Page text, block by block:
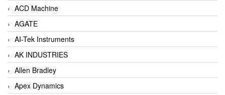
ACD Machine
AGATE
AI-Tek Instruments
AK INDUSTRIES
Allen Bradley
Apex Dynamics